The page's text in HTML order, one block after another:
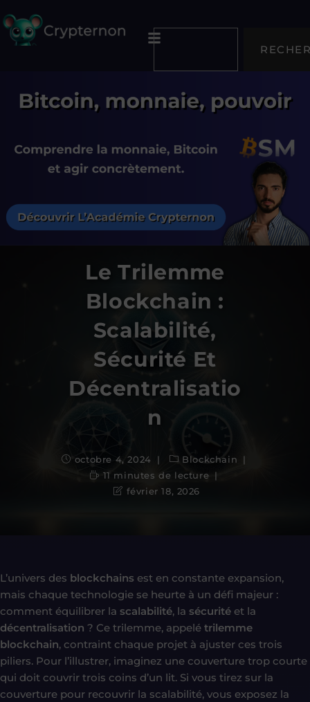
Le Trilemme
Blockchain :
Scalabilité,
Sécurité Et
Décentralisatio
N
octobre 4, 2024
Blockchain
11 minutes de lecture
février 18, 2026
L’univers des blockchains est en constante expansion,
mais chaque technologie se heurte à un défi majeur :
comment équilibrer la scalabilité, la sécurité et la
décentralisation ? Ce trilemme, appelé trilemme
blockchain, contraint chaque projet à ajuster ces trois
piliers. Pour l’illustrer, imaginez une couverture trop courte
qui doit couvrir trois coins d’un lit. Si vous tirez sur la
couverture pour recouvrir la scalabilité, vous exposez la